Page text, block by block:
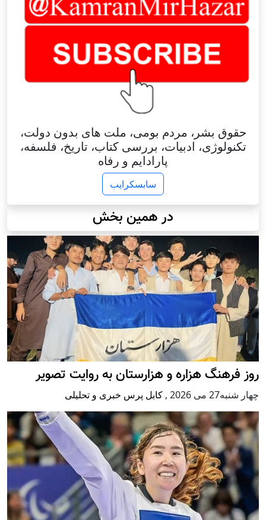
حقوق بشر، مردم بومی، ملت های بدون دولت،
تکنولوژی، ادبیات، بررسی کتاب، تاریخ، فلسفه،
پارادایم و رفاه
سابسکرایب
در همین بخش
روز فرهنگ هزاره و هزارستان به روایت تصویر
چهار شنبه27 می 2026 , کابل پرس خبری و تحلیلی